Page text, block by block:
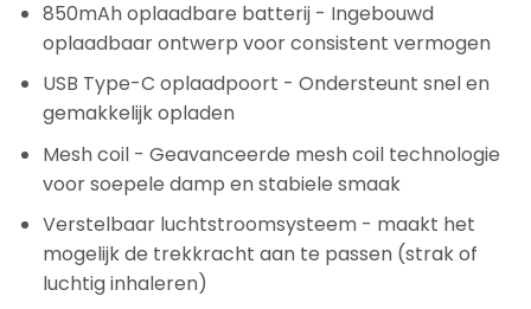
850mAh oplaadbare batterij - Ingebouwd
oplaadbaar ontwerp voor consistent vermogen
USB Type-C oplaadpoort - Ondersteunt snel en
gemakkelijk opladen
Mesh coil - Geavanceerde mesh coil technologie
voor soepele damp en stabiele smaak
Verstelbaar luchtstroomsysteem - maakt het
mogelijk de trekkracht aan te passen (strak of
luchtig inhaleren)